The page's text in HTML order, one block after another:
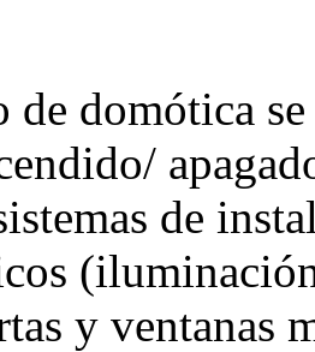
de domótica
de
y ventanas